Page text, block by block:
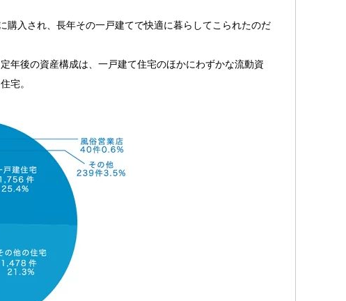
入され、長年その一戸建てで快適に暮らしてこられたのだ
年後の資産構成は、一戸建て住宅のほかにわずかな流動資
宅。